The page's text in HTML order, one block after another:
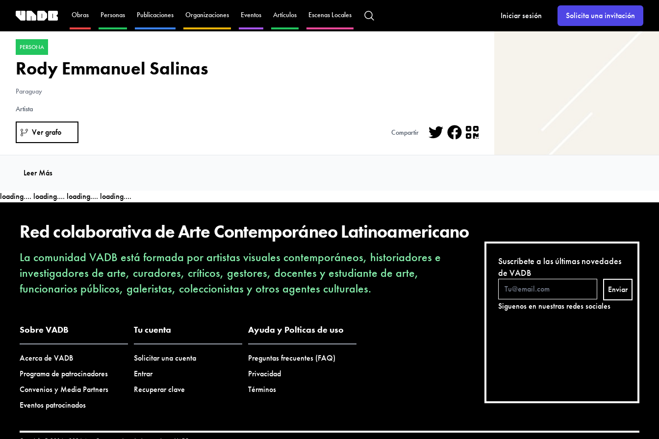
Obras Personas Publicaciones Organizaciones Eventos Artículos Escenas Locales Iniciar sesión Solicita una invitación
PERSONA
Rody Emmanuel Salinas
Paraguay
Artista
Ver grafo Compartir
Leer Más
loading.... loading.... loading.... loading....
Red colaborativa de Arte Contemporáneo Latinoamericano
La comunidad VADB está formada por artistas visuales contemporáneos, historiadores e
investigadores de arte, curadores, críticos, gestores, docentes y estudiante de arte,
funcionarios públicos, galeristas, coleccionistas y otros agentes culturales.
Sobre VADB
Acerca de VADB
Programa de patrocinadores
Convenios y Media Partners
Eventos patrocinados
Tu cuenta
Solicitar una cuenta
Entrar
Recuperar clave
Ayuda y Polticas de uso
Preguntas frecuentes (FAQ)
Privacidad
Términos
Suscríbete a las últimas novedades
de VADB
Enviar
Siguenos en nuestras redes sociales